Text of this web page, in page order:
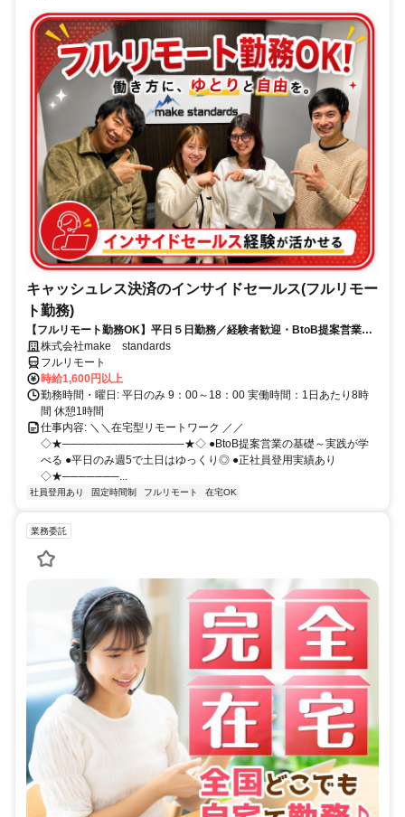
キャッシュレス決済のインサイドセールス(フルリモー
ト勤務)
【フルリモート勤務OK】平日５日勤務／経験者歓迎・BtoB提案営業で
スキルアップ
株式会社make standards
フルリモート
時給1,600円以上
勤務時間・曜日: 平日のみ 9：00～18：00 実働時間：1日あたり8時
間 休憩1時間
仕事内容: ＼＼在宅型リモートワーク ／／
◇★───────────────★◇ ●BtoB提案営業の基礎～実践が学
べる ●平日のみ週5で土日はゆっくり◎ ●正社員登用実績あり
◇★───────...
社員登用あり 固定時間制 フルリモート 在宅OK
業務委託